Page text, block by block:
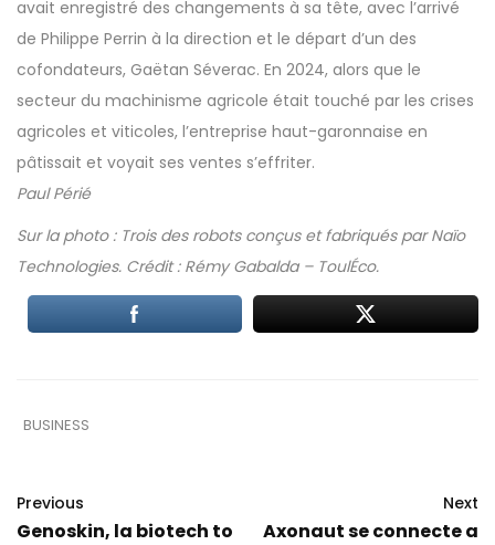
avait enregistré des changements à sa tête, avec l’arrivé
de Philippe Perrin à la direction et le départ d’un des
cofondateurs, Gaëtan Séverac. En 2024, alors que le
secteur du machinisme agricole était touché par les crises
agricoles et viticoles, l’entreprise haut-garonnaise en
pâtissait et voyait ses ventes s’effriter.
Paul Périé
Sur la photo : Trois des robots conçus et fabriqués par Naïo
Technologies. Crédit : Rémy Gabalda – ToulÉco.
BUSINESS
Previous
Genoskin, la biotech to
Next
Axonaut se connecte a